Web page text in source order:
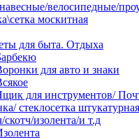
велосипедные/
москитная
для быта. Отдыха
для авто и знаки
для инструментов/
стеклосетка
скотч/изолента/и т.д